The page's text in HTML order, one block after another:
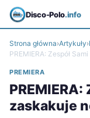
Disco-Polo.info
Strona główna›Artykuły›
PREMIERA: Zespół
PREMIERA
PREMIERA:
zaskakuje